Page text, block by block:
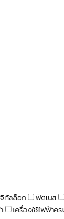
ทัลล็อก ฟิตเนส
เครื่องใช้ไฟฟ้าค